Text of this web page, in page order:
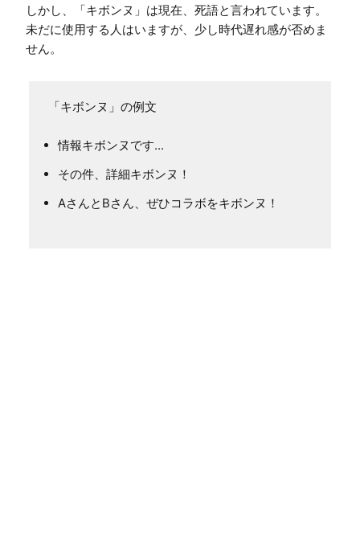
しかし、「キボンヌ」は現在、死語と言われています。
未だに使用する人はいますが、少し時代遅れ感が否めま
せん。
「キボンヌ」の例文
情報キボンヌです...
その件、詳細キボンヌ！
AさんとBさん、ぜひコラボをキボンヌ！